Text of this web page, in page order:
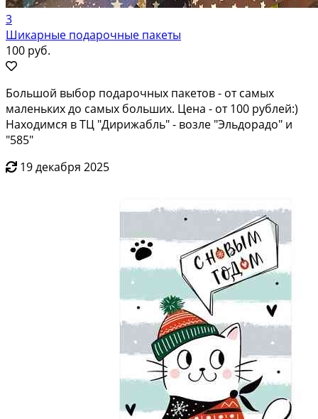
3
Шикарные подарочные пакеты
100 руб.
Большой выбор подарочных пакетов - от самых
маленьких до самых больших. Цена - от 100 рублей:)
Находимся в ТЦ "Дирижабль" - возле "Эльдорадо" и
"585"
19 декабря 2025